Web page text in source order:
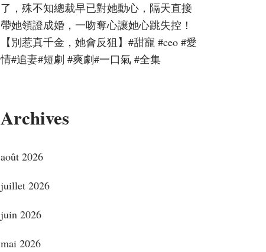
了，殊不知總裁早已對她動心，隔天直接
帶她領證成婚，一吻奪心讓她心跳失控！
【別惹真千金，她會反狙】#甜寵 #ceo #愛
情#追妻#短劇 #爽劇#一口氣 #全集
Archives
août 2026
juillet 2026
juin 2026
mai 2026